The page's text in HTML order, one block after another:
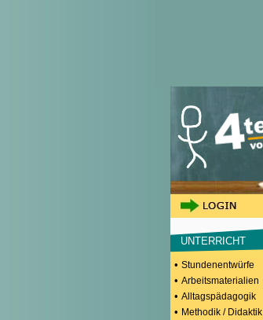
UNTERRICHT
• Stundenentwürfe
• Arbeitsmaterialien
• Alltagspädagogik
• Methodik / Didaktik